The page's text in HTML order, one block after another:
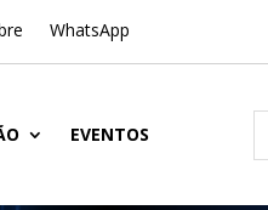
WhatsApp
EVENTOS